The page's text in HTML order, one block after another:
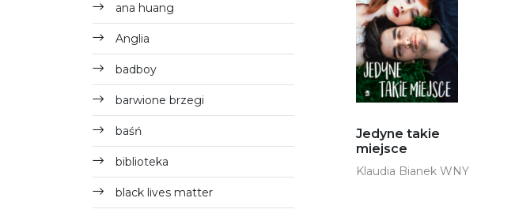
ana huang
Anglia
badboy
barwione brzegi
baśń
biblioteka
black lives matter
Jedyne takie
miejsce
Klaudia Bianek WNY